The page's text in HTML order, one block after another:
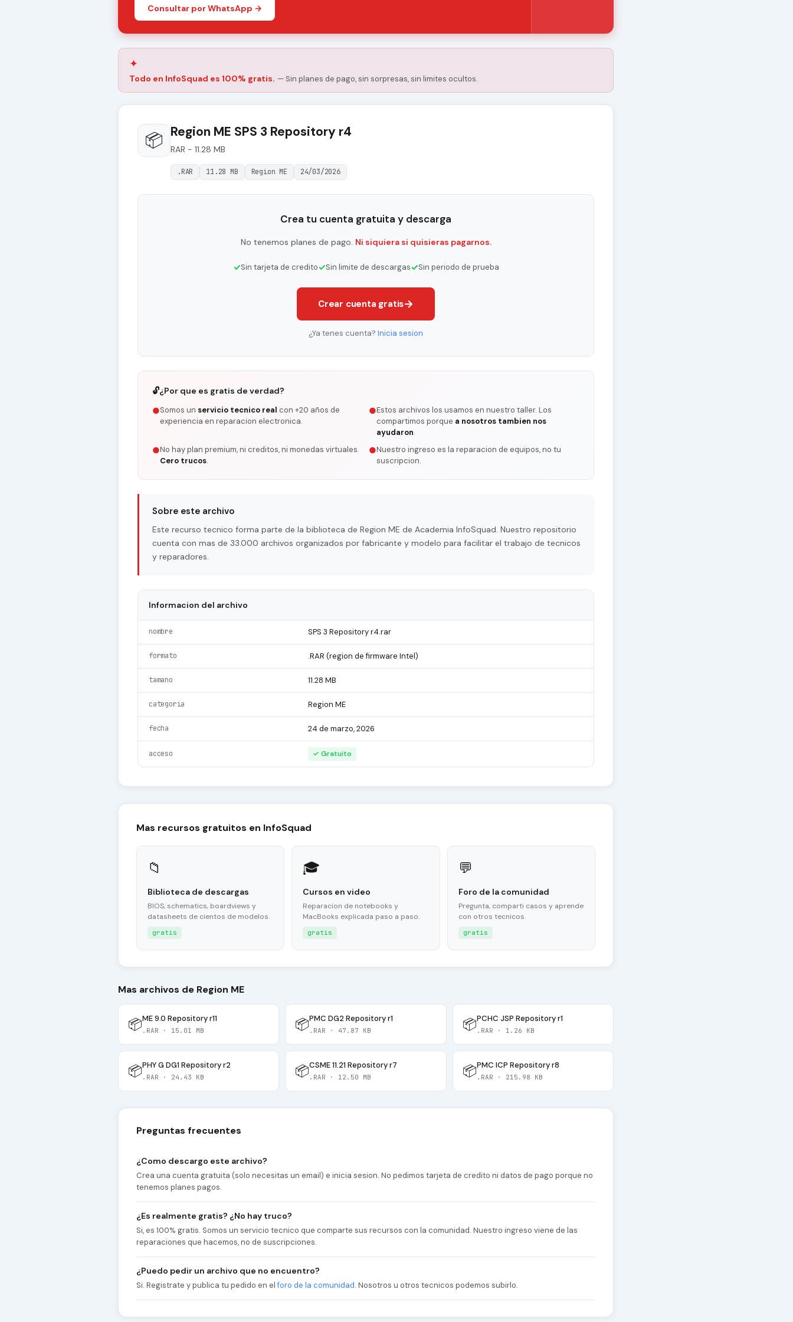
Consultar por WhatsApp →
✦
Todo en InfoSquad es 100% gratis. — Sin planes de pago, sin sorpresas, sin limites ocultos.
📦 Region ME SPS 3 Repository r4
RAR - 11.28 MB
.RAR 11.28 MB Region ME 24/03/2026
Crea tu cuenta gratuita y descarga
No tenemos planes de pago. Ni siquiera si quisieras pagarnos.
✓Sin tarjeta de credito✓Sin limite de descargas✓Sin periodo de prueba
Crear cuenta gratis→
¿Ya tenes cuenta? Inicia sesion
🔓¿Por que es gratis de verdad?
●Somos un servicio tecnico real con +20 años de
experiencia en reparacion electronica.
●Estos archivos los usamos en nuestro taller. Los
compartimos porque a nosotros tambien nos
ayudaron.
●No hay plan premium, ni creditos, ni monedas virtuales.
Cero trucos.
●Nuestro ingreso es la reparacion de equipos, no tu
suscripcion.
Sobre este archivo
Este recurso tecnico forma parte de la biblioteca de Region ME de Academia InfoSquad. Nuestro repositorio
cuenta con mas de 33.000 archivos organizados por fabricante y modelo para facilitar el trabajo de tecnicos
y reparadores.
Informacion del archivo
nombre SPS 3 Repository r4.rar
formato .RAR (region de firmware Intel)
tamano 11.28 MB
categoria Region ME
fecha 24 de marzo, 2026
acceso ✓ Gratuito
Mas recursos gratuitos en InfoSquad
📁
Biblioteca de descargas
BIOS, schematics, boardviews y
datasheets de cientos de modelos.
gratis
🎓
Cursos en video
Reparacion de notebooks y
MacBooks explicada paso a paso.
gratis
💬
Foro de la comunidad
Pregunta, comparti casos y aprende
con otros tecnicos.
gratis
Mas archivos de Region ME
📦ME 9.0 Repository r11
.RAR · 15.01 MB 📦PMC DG2 Repository r1
.RAR · 47.87 KB 📦PCHC JSP Repository r1
.RAR · 1.26 KB
📦PHY G DG1 Repository r2
.RAR · 24.43 KB 📦CSME 11.21 Repository r7
.RAR · 12.50 MB 📦PMC ICP Repository r8
.RAR · 215.98 KB
Preguntas frecuentes
¿Como descargo este archivo?
Crea una cuenta gratuita (solo necesitas un email) e inicia sesion. No pedimos tarjeta de credito ni datos de pago porque no
tenemos planes pagos.
¿Es realmente gratis? ¿No hay truco?
Si, es 100% gratis. Somos un servicio tecnico que comparte sus recursos con la comunidad. Nuestro ingreso viene de las
reparaciones que hacemos, no de suscripciones.
¿Puedo pedir un archivo que no encuentro?
Si. Registrate y publica tu pedido en elforo de la comunidad. Nosotros u otros tecnicos podemos subirlo.